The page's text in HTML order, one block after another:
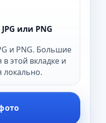
или PNG
и PNG. Большие
этой вкладке и
локально.